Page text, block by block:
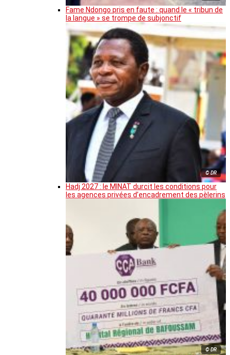
Fame Ndongo pris en faute : quand le « tribun de
la langue » se trompe de subjonctif
© DR
Hadj 2027 : le MINAT durcit les conditions pour
les agences privées d’encadrement des pèlerins
© DR